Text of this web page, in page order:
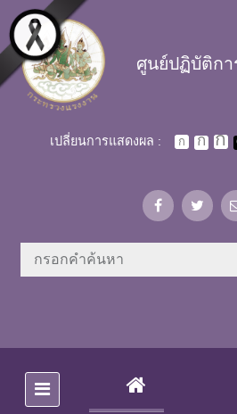
Skip to main content
ศูนย์ปฏิบัติก
เปลี่ยนการแสดงผล :
(CURRENT)